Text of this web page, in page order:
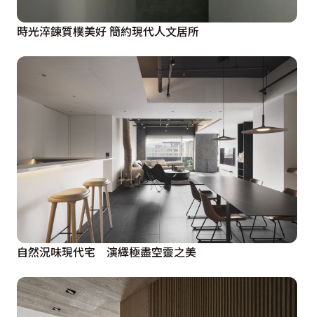
時光淬鍊質樸美好 簡約現代人文居所
自然況味現代宅 演繹極盡空靈之美